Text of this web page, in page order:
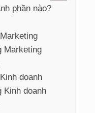
phần nào?
Marketing
doanh
Kinh doanh